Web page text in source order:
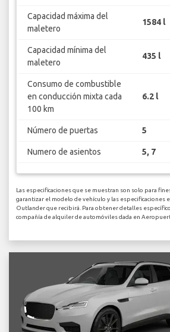
Capacidad máxima del
maletero
1584 l
Capacidad mínima del
maletero
435 l
Consumo de combustible
en conducción mixta cada
100 km
6.2 l
Número de puertas 5
Numero de asientos 5, 7
Las especificaciones que se muestran son solo para
garantizar el modelo de vehículo y las especificaciones
Outlander que recibirá. Para obtener detalles
compañía de alquiler de automóviles dada en